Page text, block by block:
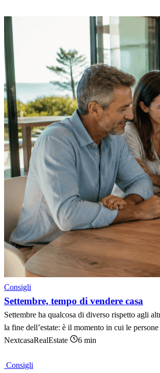
Consigli
Settembre, tempo di vendere casa
Settembre ha qualcosa di diverso rispetto agli
la fine dell’estate: è il momento in cui le
NextcasaRealEstate
6 min
Consigli